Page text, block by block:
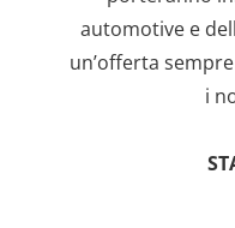
automotive e
un’offerta
i